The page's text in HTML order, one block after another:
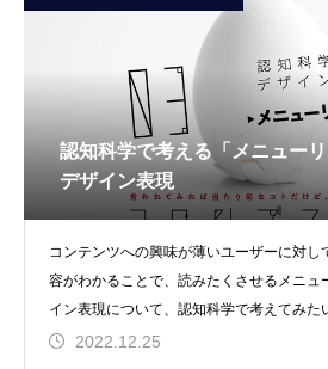
認知科学で考える「メニュー
デザイン表現
コンテンツへの興味が薄いユーザーに対し
容がわかることで、読みたくさせるメニュ
イン表現について、認知科学で考えてみた
2022.12.25